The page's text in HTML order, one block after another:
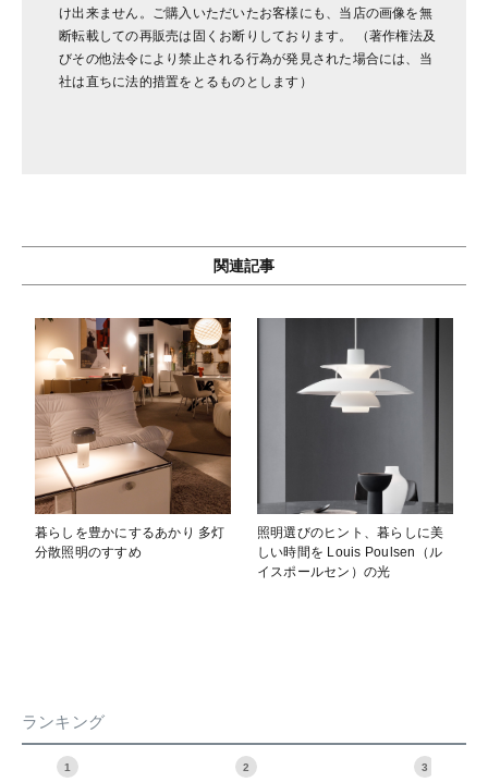
け出来ません。ご購入いただいたお客様にも、当店の画像を無
断転載しての再販売は固くお断りしております。 （著作権法及
びその他法令により禁止される行為が発見された場合には、当
社は直ちに法的措置をとるものとします）
関連記事
暮らしを豊かにするあかり 多灯
分散照明のすすめ
照明選びのヒント、暮らしに美
しい時間を Louis Poulsen（ル
イスポールセン）の光
ランキング
1 2 3